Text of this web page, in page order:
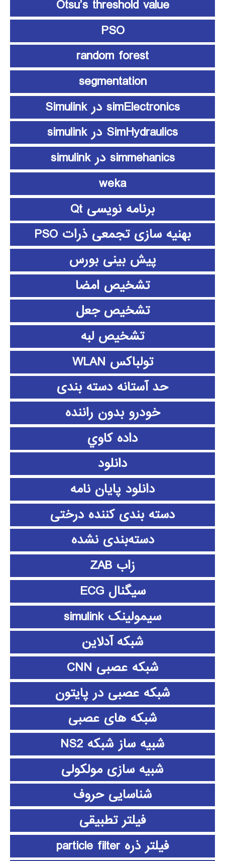
Otsu’s threshold value
PSO
random forest
segmentation
simElectronics در Simulink
SimHydraulics در simulink
simmehanics در simulink
weka
برنامه نویسی Qt
بهنیه سازی تجمعی ذرات PSO
پیش بینی بورس
تشخیص امضا
تشخیص جعل
تشخیص لبه
تولباکس WLAN
حد آستانه دسته بندی
خودرو بدون راننده
داده كاوي
دانلود
دانلود پايان نامه
دسته بندی کننده درختی
دسته‌بندی نشده
زاب ZAB
سیگنال ECG
سیمولینک simulink
شبکه آدلاین
شبکه عصبی CNN
شبکه عصبی در پایتون
شبکه های عصبی
شبیه ساز شبکه NS2
شبیه سازی مولکولی
شناسایی حروف
فیلتر تطبیقی
فیلتر ذره particle filter